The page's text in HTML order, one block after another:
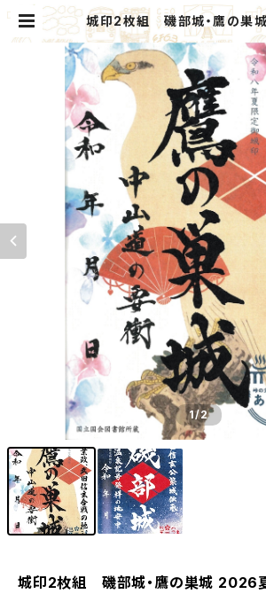
城印2枚組 磯部城・鷹の巣
夏限定セット(6,11)：北群馬
【群雄印】×安中市観光機構
KA GIFT MARKET
1/2
城印2枚組 磯部城・鷹の巣城 2026